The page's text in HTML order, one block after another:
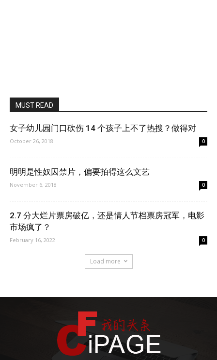
MUST READ
女子幼儿园门口砍伤 14 个孩子上不了热搜？做得对
October 26, 2018 0
明明是性奴囚禁片，偏要拍得这么文艺
November 6, 2018 0
2.7 分大烂片票房破亿，还是情人节档票房冠军，电影
市场疯了？
February 16, 2022 0
Load more